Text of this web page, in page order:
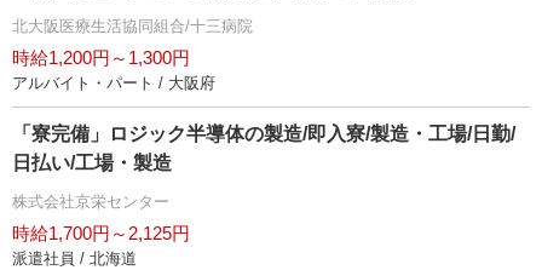
北大阪医療生活協同組合/十三病院
時給1,200円～1,300円
アルバイト・パート / 大阪府
「寮完備」ロジック半導体の製造/即入寮/製造・工場/日勤/
日払い/工場・製造
株式会社京栄センター
時給1,700円～2,125円
派遣社員 / 北海道